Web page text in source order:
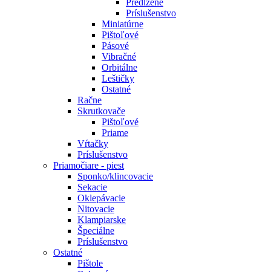
Predĺžené
Príslušenstvo
Miniatúrne
Pištoľové
Pásové
Vibračné
Orbitálne
Leštičky
Ostatné
Račne
Skrutkovače
Pištoľové
Priame
Vŕtačky
Príslušenstvo
Priamočiare - piest
Sponko/klincovacie
Sekacie
Oklepávacie
Nitovacie
Klampiarske
Špeciálne
Príslušenstvo
Ostatné
Pištole